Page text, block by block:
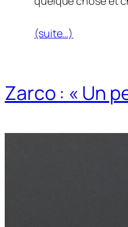
(suite…)
Zarco : « Un